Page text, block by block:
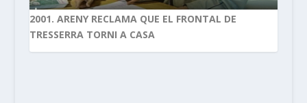
2001. ARENY RECLAMA QUE EL FRONTAL DE
TRESSERRA TORNI A CASA